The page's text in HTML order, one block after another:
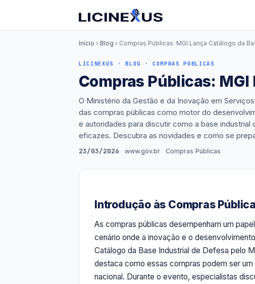
Início › Blog › Compras Públicas: MGI Lança Catálogo da
LICINEXUS · BLOG · COMPRAS PÚBLICAS
Compras Públicas:
O Ministério da Gestão e da Inovação em
das compras públicas como motor do
e autoridades para discutir como a base
eficazes. Descubra as novidades e como se
23/03/2026 · www.gov.br · Compras Públicas
Introdução às Compras
As compras públicas desempenham um
cenário onde a inovação e o
Catálogo da Base Industrial de Defesa pelo
destaca como essas compras podem ser
nacional. Durante o evento, especialistas